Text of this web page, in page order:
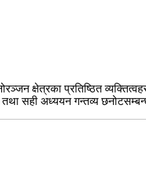
क्षेत्रका प्रतिष्ठित
तथा सही अध्ययन गन्तव्य